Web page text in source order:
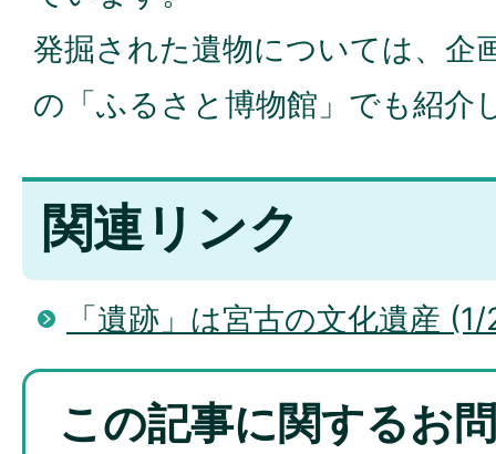
発掘された遺物については、企
の「ふるさと博物館」でも紹介
関連リンク
「遺跡」は宮古の文化遺産
この記事に関するお